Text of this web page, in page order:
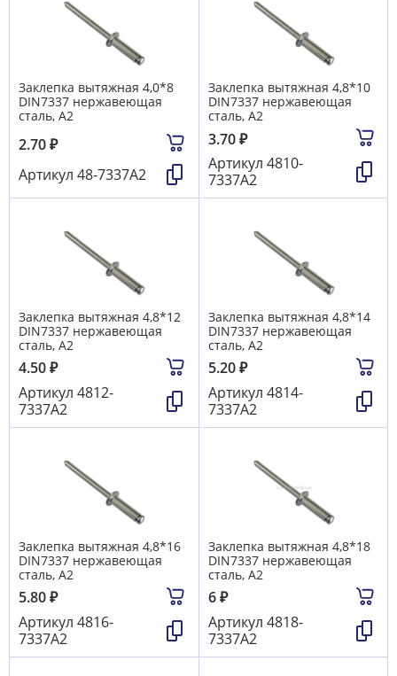
Заклепка вытяжная 4,0*8
DIN7337 нержавеющая
сталь, А2
2.70₽
Артикул 48-7337А2
Заклепка вытяжная 4,8*10
DIN7337 нержавеющая
сталь, А2
3.70₽
Артикул 4810-
7337А2
Заклепка вытяжная 4,8*12
DIN7337 нержавеющая
сталь, А2
4.50₽
Артикул 4812-
7337А2
Заклепка вытяжная 4,8*14
DIN7337 нержавеющая
сталь, А2
5.20₽
Артикул 4814-
7337А2
Заклепка вытяжная 4,8*16
DIN7337 нержавеющая
сталь, А2
5.80₽
Артикул 4816-
7337А2
Заклепка вытяжная 4,8*18
DIN7337 нержавеющая
сталь, А2
6₽
Артикул 4818-
7337А2